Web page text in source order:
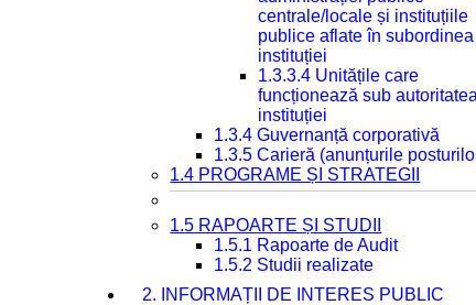
centrale/locale și instituțiile
publice aflate în subordinea
instituției
1.3.3.4 Unitățile care
funcționează sub autoritatea
instituției
1.3.4 Guvernanță corporativă
1.3.5 Carieră (anunțurile
1.4 PROGRAME ȘI STRATEGII
1.5 RAPOARTE ȘI STUDII
1.5.1 Rapoarte de Audit
1.5.2 Studii realizate
2. INFORMAȚII DE INTERES PUBLIC